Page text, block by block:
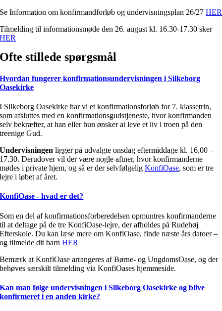
Se Information om konfirmandforløb og undervisningsplan 26/27HER
Tilmelding til informationsmøde den 26. august kl. 16.30-17.30 sker
HER
Ofte stillede spørgsmål
Hvordan fungerer konfirmationsundervisningen i Silkeborg
Oasekirke
I Silkeborg Oasekirke har vi et konfirmationsforløb for 7. klassetrin,
som afsluttes med en konfirmationsgudstjeneste, hvor konfirmanden
selv bekræfter, at han eller hun ønsker at leve et liv i troen på den
treenige Gud.
Undervisningenligger på udvalgte onsdag eftermiddage kl. 16.00 –
17.30. Derudover vil der være nogle aftner, hvor konfirmanderne
mødes i private hjem, og så er der selvfølgeligKonfiOase, som er tre
lejre i løbet af året.
KonfiOase - hvad er det?
Som en del af konfirmationsforberedelsen opmuntres konfirmanderne
til at deltage på de tre KonfiOase-lejre, der afholdes på Rudehøj
Efterskole. Du kan læse mere om KonfiOase, finde næste års datoer –
og tilmelde dit barnHER
Bemærk at KonfiOase arrangeres af Børne- og UngdomsOase, og der
behøves særskilt tilmelding via KonfiOases hjemmeside.
Kan man følge undervisningen i Silkeborg Oasekirke og blive
konfirmeret i en anden kirke?